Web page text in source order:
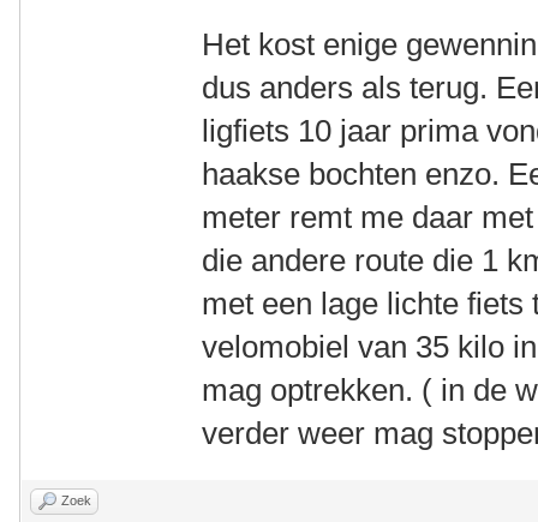
Het kost enige
dus anders als terug.
ligfiets 10 jaar prima
haakse bochten enzo.
meter remt me daar
die andere route die 1
met een lage lichte fiets
velomobiel van 35 kilo
mag optrekken. ( in de
verder weer mag
Zoek